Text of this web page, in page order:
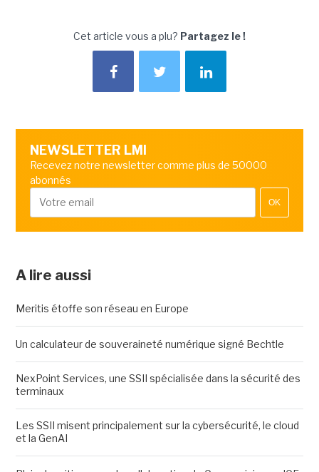
Cet article vous a plu? Partagez le !
NEWSLETTER LMI
Recevez notre newsletter comme plus de 50000
abonnés
OK
A lire aussi
Meritis étoffe son réseau en Europe
Un calculateur de souveraineté numérique signé Bechtle
NexPoint Services, une SSII spécialisée dans la sécurité des
terminaux
Les SSII misent principalement sur la cybersécurité, le cloud
et la GenAI